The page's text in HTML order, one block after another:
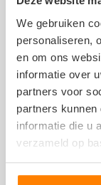
We gebruiken
personaliseren,
en om ons
informatie over
partners voor
partners
informatie die u
verzameld op
voorwaarden
Er zijn nog